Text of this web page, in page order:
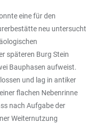
eine für den
neu untersucht
späteren Burg Stein
Bauphasen aufweist.
und lag in antiker
flachen Nebenrinne
nach Aufgabe der
Weiternutzung